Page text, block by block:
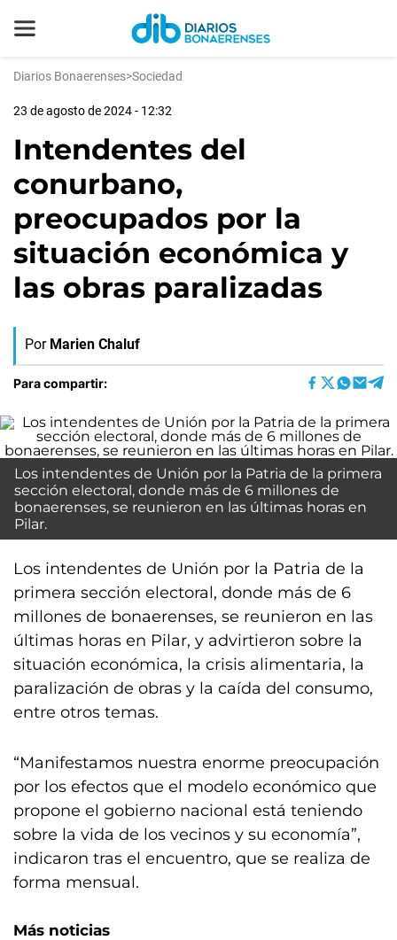
Diarios Bonaerenses>Sociedad
23 de agosto de 2024 - 12:32
Intendentes del
conurbano,
preocupados por la
situación económica y
las obras paralizadas
Por Marien Chaluf
Para compartir:
Los intendentes de Unión por la Patria de la primera
sección electoral, donde más de 6 millones de
bonaerenses, se reunieron en las últimas horas en
Pilar.
Los intendentes de Unión por la Patria de la
primera sección electoral, donde más de 6
millones de bonaerenses, se reunieron en las
últimas horas en Pilar, y advirtieron sobre la
situación económica, la crisis alimentaria, la
paralización de obras y la caída del consumo,
entre otros temas.
“Manifestamos nuestra enorme preocupación
por los efectos que el modelo económico que
propone el gobierno nacional está teniendo
sobre la vida de los vecinos y su economía”,
indicaron tras el encuentro, que se realiza de
forma mensual.
Más noticias